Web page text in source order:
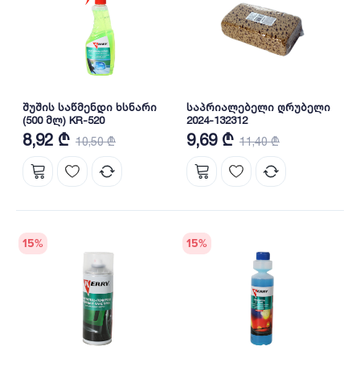
შუშის საწმენდი ხსნარი
(500 მლ) KR-520
8,92 ₾ 10,50 ₾
საპრიალებელი ღრუბელი
2024-132312
9,69 ₾ 11,40 ₾
15% 15%